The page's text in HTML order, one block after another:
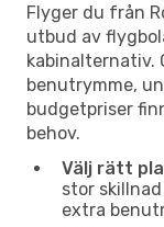
Flyger du från
utbud av
kabinalternativ.
benutrymme,
budgetpriser
behov.
Välj rätt
stor
extra